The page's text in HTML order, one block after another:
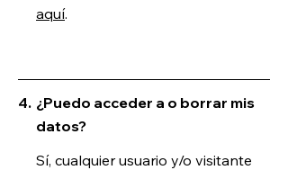
aquí.
4. ¿Puedo acceder a o borrar mis
datos?
Sí, cualquier usuario y/o visitante